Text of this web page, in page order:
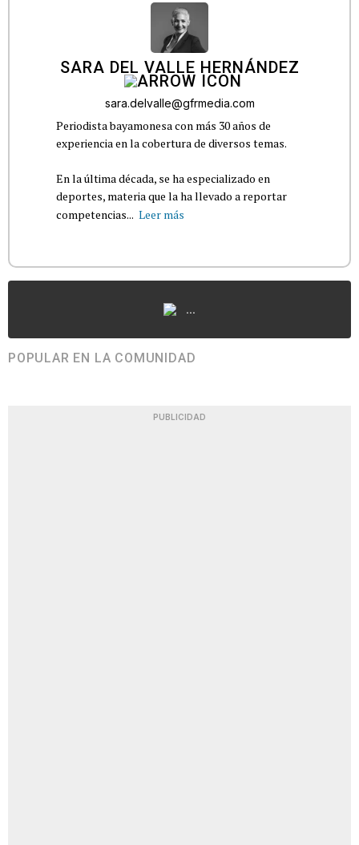
SARA DEL VALLE HERNÁNDEZ
sara.delvalle@gfrmedia.com
Periodista bayamonesa con más 30 años de
experiencia en la cobertura de diversos temas.
En la última década, se ha especializado en
deportes, materia que la ha llevado a reportar
competencias... Leer más
...
POPULAR EN LA COMUNIDAD
PUBLICIDAD